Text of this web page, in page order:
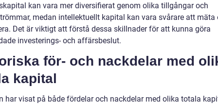
kan vara mer diversifierat genom olika tillgångar och
medan intellektuellt kapital kan vara svårare att mäta
Det är viktigt att förstå dessa skillnader för att kunna göra
investerings- och affärsbeslut.
för- och nackdelar med
kapital
har visat på både fördelar och nackdelar med olika totala